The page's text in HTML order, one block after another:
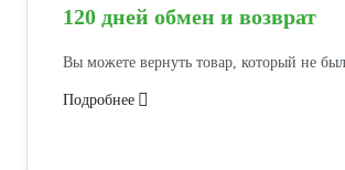
120 дней обмен и возврат
Вы можете вернуть товар, который не
Подробнее